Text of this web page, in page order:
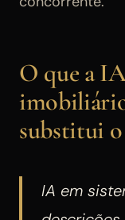
O que a
substitui
IA em